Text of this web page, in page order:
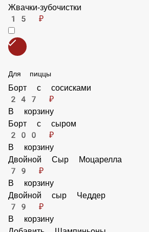
Жвачки-зубочистки
15 ₽
Для пиццы
Борт с сосисками
В корзину
Борт с сыром
200 ₽
В корзину
Двойной Сыр Моцарелла
79 ₽
В корзину